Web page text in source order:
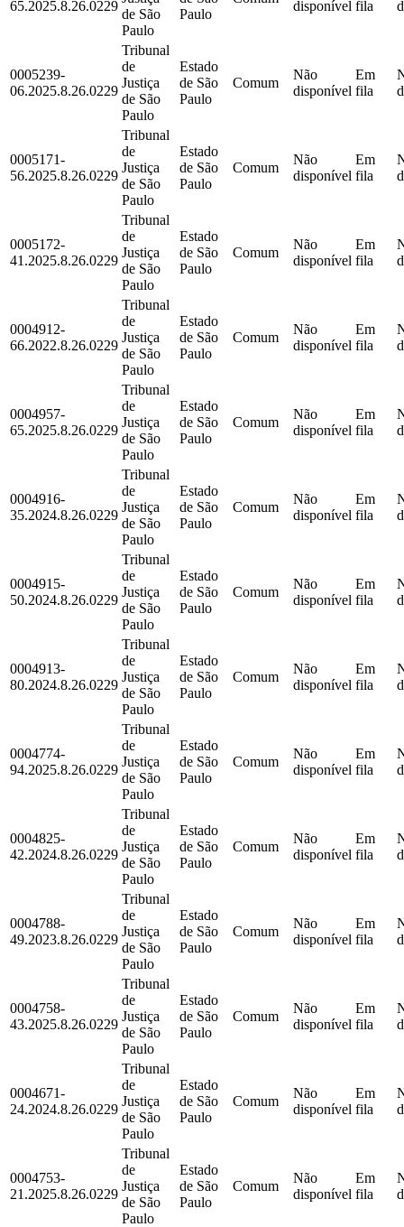
65.2025.8.26.0229
de São
Paulo
Paulo
disponível fila
0005239-
06.2025.8.26.0229
Tribunal
de
Justiça
de São
Paulo
Estado
de São
Paulo
Comum
Não
disponível
Em
fila
0005171-
56.2025.8.26.0229
Tribunal
de
Justiça
de São
Paulo
Estado
de São
Paulo
Comum
Não
disponível
Em
fila
0005172-
41.2025.8.26.0229
Tribunal
de
Justiça
de São
Paulo
Estado
de São
Paulo
Comum
Não
disponível
Em
fila
0004912-
66.2022.8.26.0229
Tribunal
de
Justiça
de São
Paulo
Estado
de São
Paulo
Comum
Não
disponível
Em
fila
0004957-
65.2025.8.26.0229
Tribunal
de
Justiça
de São
Paulo
Estado
de São
Paulo
Comum
Não
disponível
Em
fila
0004916-
35.2024.8.26.0229
Tribunal
de
Justiça
de São
Paulo
Estado
de São
Paulo
Comum
Não
disponível
Em
fila
0004915-
50.2024.8.26.0229
Tribunal
de
Justiça
de São
Paulo
Estado
de São
Paulo
Comum
Não
disponível
Em
fila
0004913-
80.2024.8.26.0229
Tribunal
de
Justiça
de São
Paulo
Estado
de São
Paulo
Comum
Não
disponível
Em
fila
0004774-
94.2025.8.26.0229
Tribunal
de
Justiça
de São
Paulo
Estado
de São
Paulo
Comum
Não
disponível
Em
fila
0004825-
42.2024.8.26.0229
Tribunal
de
Justiça
de São
Paulo
Estado
de São
Paulo
Comum
Não
disponível
Em
fila
0004788-
49.2023.8.26.0229
Tribunal
de
Justiça
de São
Paulo
Estado
de São
Paulo
Comum
Não
disponível
Em
fila
0004758-
43.2025.8.26.0229
Tribunal
de
Justiça
de São
Paulo
Estado
de São
Paulo
Comum
Não
disponível
Em
fila
0004671-
24.2024.8.26.0229
Tribunal
de
Justiça
de São
Paulo
Estado
de São
Paulo
Comum
Não
disponível
Em
fila
0004753-
21.2025.8.26.0229
Tribunal
de
Justiça
de São
Paulo
Estado
de São
Paulo
Comum
Não
disponível
Em
fila